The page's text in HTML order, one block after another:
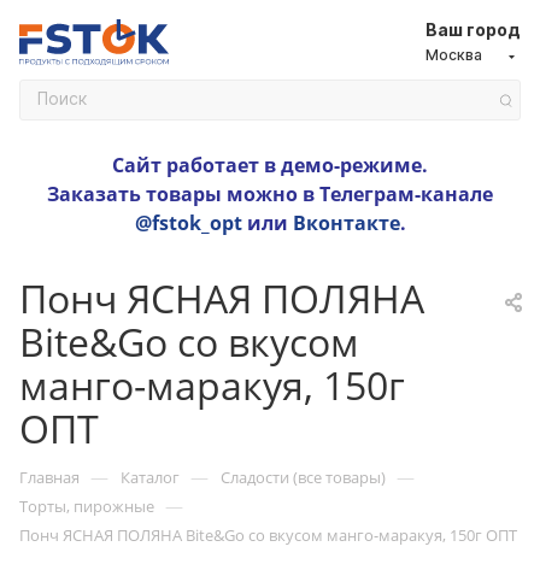
Ваш город
Москва
Сайт работает в демо-режиме.
Заказать товары можно в Телеграм-канале
@fstok_optили Вконтакте.
Понч ЯСНАЯ ПОЛЯНА
Bite&Go со вкусом
манго-маракуя, 150г
ОПТ
Главная — Каталог — Сладости (все товары) —
Торты, пирожные —
Понч ЯСНАЯ ПОЛЯНА Bite&Go со вкусом манго-маракуя, 150г ОПТ